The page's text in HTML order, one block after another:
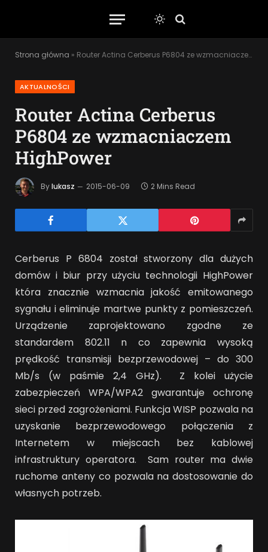
Strona główna » Router Actina Cerberus P6804 ze wzmacniaczem HighPower
AKTUALNOŚCI
Router Actina Cerberus
P6804 ze wzmacniaczem
HighPower
Bylukasz 2015-06-09 2 Mins Read
Cerberus P 6804 został stworzony dla dużych
domów i biur przy użyciu technologii HighPower
która znacznie wzmacnia jakość emitowanego
sygnału i eliminuje martwe punkty z pomieszczeń.
Urządzenie zaprojektowano zgodne ze
standardem 802.11 n co zapewnia wysoką
prędkość transmisji bezprzewodowej – do 300
Mb/s (w paśmie 2,4 GHz). Z kolei użycie
zabezpieczeń WPA/WPA2 gwarantuje ochronę
sieci przed zagrożeniami. Funkcja WISP pozwala na
uzyskanie bezprzewodowego połączenia z
Internetem w miejscach bez kablowej
infrastruktury operatora. Sam router ma dwie
ruchome anteny co pozwala na dostosowanie do
własnych potrzeb.